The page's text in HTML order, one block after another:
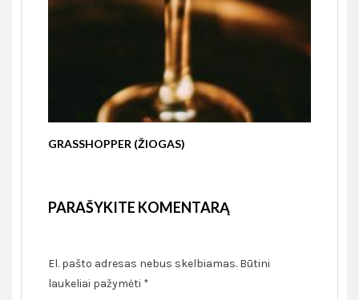
GRASSHOPPER (ŽIOGAS)
PARAŠYKITE KOMENTARĄ
El. pašto adresas nebus skelbiamas. Būtini
laukeliai pažymėti *